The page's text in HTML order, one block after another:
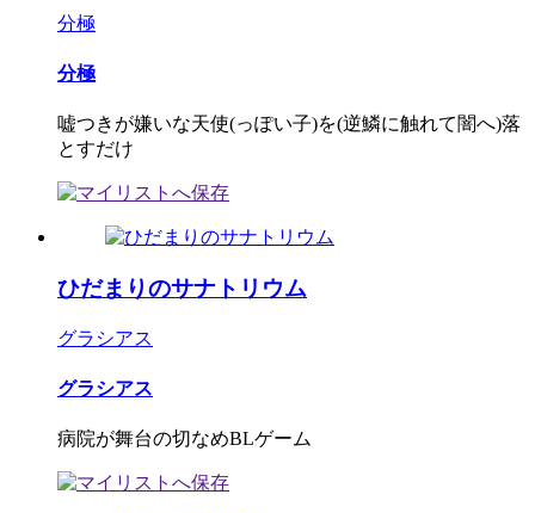
分極
分極
嘘つきが嫌いな天使(っぽい子)を(逆鱗に触れて闇へ)落
とすだけ
ひだまりのサナトリウム
グラシアス
グラシアス
病院が舞台の切なめBLゲーム